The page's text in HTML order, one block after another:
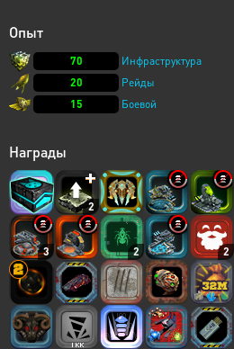
Опыт
70
Инфраструктура
20
Рейды
15
Боевой
Награды
2
3 2 2